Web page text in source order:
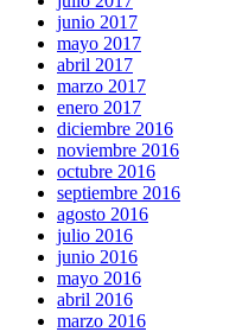
junio 2017
mayo 2017
abril 2017
marzo 2017
enero 2017
diciembre 2016
noviembre 2016
octubre 2016
septiembre 2016
agosto 2016
julio 2016
junio 2016
mayo 2016
abril 2016
marzo 2016